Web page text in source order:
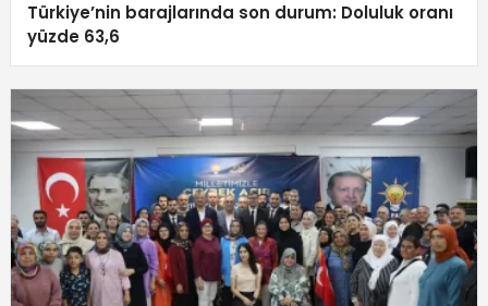
Türkiye’nin barajlarında son durum: Doluluk oranı
yüzde 63,6